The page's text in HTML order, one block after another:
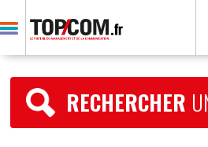
RECHERCHER